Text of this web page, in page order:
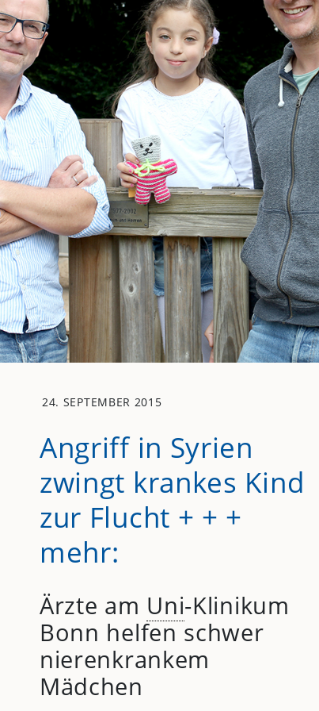
24. SEPTEMBER 2015
Angriff in Syrien
zwingt krankes Kind
zur Flucht + + +
mehr:
Ärzte am Uni-Klinikum
Bonn helfen schwer
nierenkrankem
Mädchen